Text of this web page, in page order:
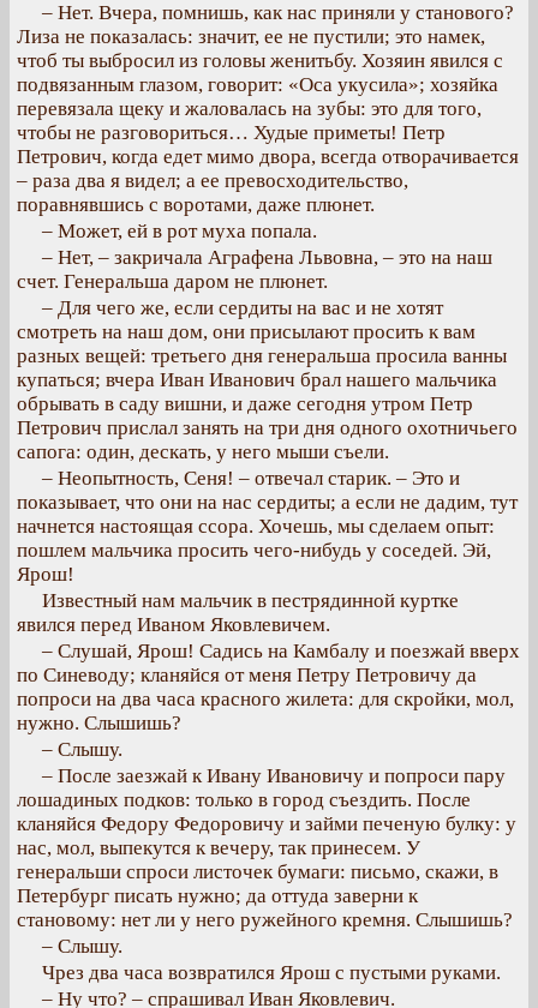
– Нет. Вчера, помнишь, как нас приняли у станового?
Лиза не показалась: значит, ее не пустили; это намек,
чтоб ты выбросил из головы женитьбу. Хозяин явился с
подвязанным глазом, говорит: «Оса укусила»; хозяйка
перевязала щеку и жаловалась на зубы: это для того,
чтобы не разговориться… Худые приметы! Петр
Петрович, когда едет мимо двора, всегда отворачивается
– раза два я видел; а ее превосходительство,
поравнявшись с воротами, даже плюнет.
– Может, ей в рот муха попала.
– Нет, – закричала Аграфена Львовна, – это на наш
счет. Генеральша даром не плюнет.
– Для чего же, если сердиты на вас и не хотят
смотреть на наш дом, они присылают просить к вам
разных вещей: третьего дня генеральша просила ванны
купаться; вчера Иван Иванович брал нашего мальчика
обрывать в саду вишни, и даже сегодня утром Петр
Петрович прислал занять на три дня одного охотничьего
сапога: один, дескать, у него мыши съели.
– Неопытность, Сеня! – отвечал старик. – Это и
показывает, что они на нас сердиты; а если не дадим, тут
начнется настоящая ссора. Хочешь, мы сделаем опыт:
пошлем мальчика просить чего-нибудь у соседей. Эй,
Ярош!
Известный нам мальчик в пестрядинной куртке
явился перед Иваном Яковлевичем.
– Слушай, Ярош! Садись на Камбалу и поезжай вверх
по Синеводу; кланяйся от меня Петру Петровичу да
попроси на два часа красного жилета: для скройки, мол,
нужно. Слышишь?
– Слышу.
– После заезжай к Ивану Ивановичу и попроси пару
лошадиных подков: только в город съездить. После
кланяйся Федору Федоровичу и займи печеную булку: у
нас, мол, выпекутся к вечеру, так принесем. У
генеральши спроси листочек бумаги: письмо, скажи, в
Петербург писать нужно; да оттуда заверни к
становому: нет ли у него ружейного кремня. Слышишь?
– Слышу.
Чрез два часа возвратился Ярош с пустыми руками.
– Ну что? – спрашивал Иван Яковлевич.